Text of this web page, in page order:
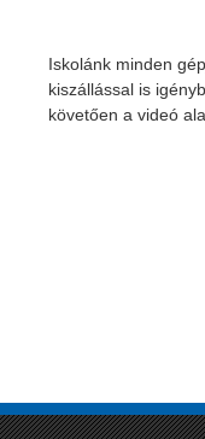
Iskolánk minden
kiszállással is
követően a videó